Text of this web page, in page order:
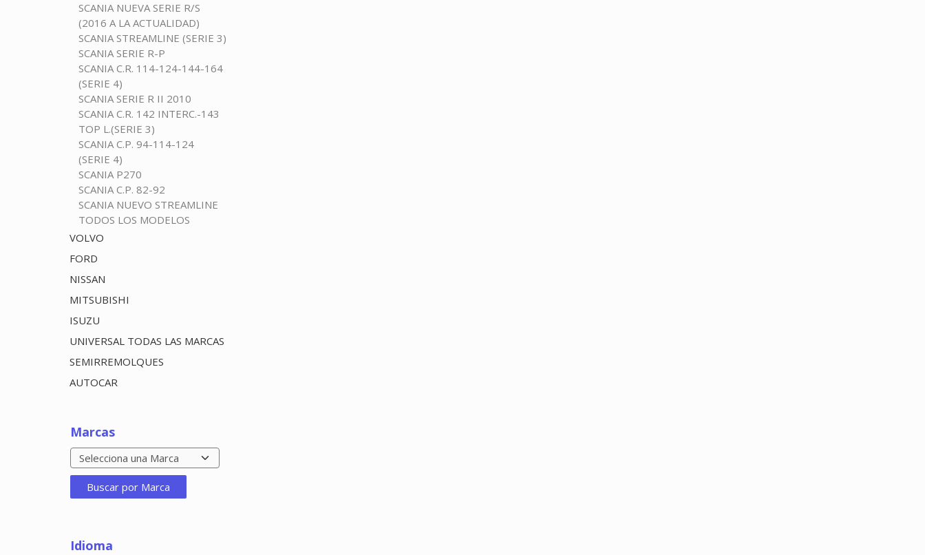
SCANIA NUEVA SERIE R/S
(2016 A LA ACTUALIDAD)
SCANIA STREAMLINE (SERIE 3)
SCANIA SERIE R-P
SCANIA C.R. 114-124-144-164
(SERIE 4)
SCANIA SERIE R II 2010
SCANIA C.R. 142 INTERC.-143
TOP L.(SERIE 3)
SCANIA C.P. 94-114-124
(SERIE 4)
SCANIA P270
SCANIA C.P. 82-92
SCANIA NUEVO STREAMLINE
TODOS LOS MODELOS
VOLVO
FORD
NISSAN
MITSUBISHI
ISUZU
UNIVERSAL TODAS LAS MARCAS
SEMIRREMOLQUES
AUTOCAR
Marcas
Idioma